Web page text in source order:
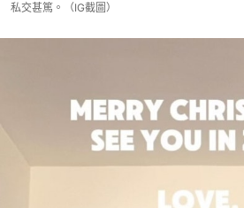
私交甚篤。（IG截圖）